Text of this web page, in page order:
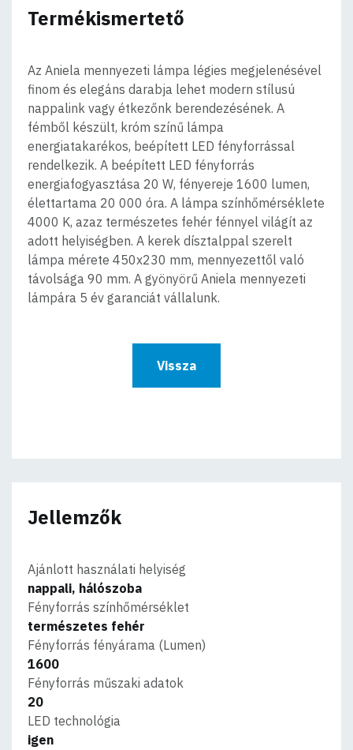
Termékismertető
Az Aniela mennyezeti lámpa légies megjelenésével
finom és elegáns darabja lehet modern stílusú
nappalink vagy étkezőnk berendezésének. A
fémből készült, króm színű lámpa
energiatakarékos, beépített LED fényforrással
rendelkezik. A beépített LED fényforrás
energiafogyasztása 20 W, fényereje 1600 lumen,
élettartama 20 000 óra. A lámpa színhőmérséklete
4000 K, azaz természetes fehér fénnyel világít az
adott helyiségben. A kerek dísztalppal szerelt
lámpa mérete 450x230 mm, mennyezettől való
távolsága 90 mm. A gyönyörű Aniela mennyezeti
lámpára 5 év garanciát vállalunk.
Vissza
Jellemzők
Ajánlott használati helyiség
nappali, hálószoba
Fényforrás színhőmérséklet
természetes fehér
Fényforrás fényárama (Lumen)
1600
Fényforrás műszaki adatok
20
LED technológia
igen